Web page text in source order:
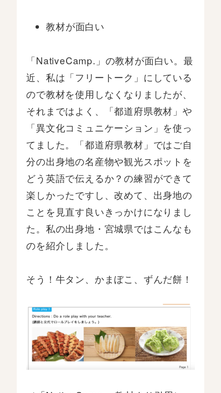
教材が面白い
「NativeCamp.」の教材が面白い。最
近、私は「フリートーク」にしている
ので教材を使用しなくなりましたが、
それまではよく、「都道府県教材」や
「異文化コミュニケーション」を使っ
てました。「都道府県教材」ではご自
分の出身地の名産物や観光スポットを
どう英語で伝えるか？の練習ができて
楽しかったですし、改めて、出身地の
ことを見直す良いきっかけになりまし
た。私の出身地・宮城県ではこんなも
のを紹介しました。
そう！牛タン、かまぼこ、ずんだ餅！